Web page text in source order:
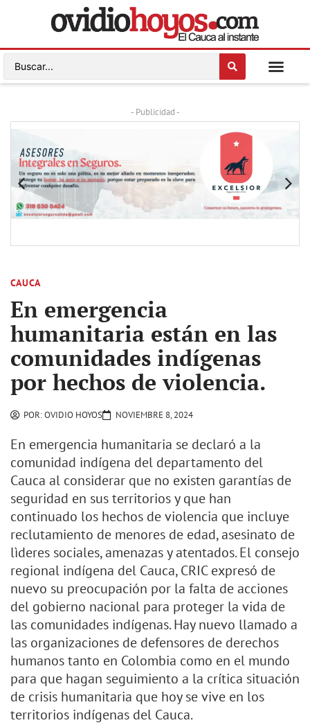
- Publicidad -
CAUCA
En emergencia
humanitaria están en las
comunidades indígenas
por hechos de violencia.
POR:OVIDIO HOYOS NOVIEMBRE 8, 2024
En emergencia humanitaria se declaró a la
comunidad indígena del departamento del
Cauca al considerar que no existen garantías de
seguridad en sus territorios y que han
continuado los hechos de violencia que incluye
reclutamiento de menores de edad, asesinato de
lìderes sociales, amenazas y atentados. El consejo
regional indígena del Cauca, CRIC expresó de
nuevo su preocupación por la falta de acciones
del gobierno nacional para proteger la vida de
las comunidades indígenas. Hay nuevo llamado a
las organizaciones de defensores de derechos
humanos tanto en Colombia como en el mundo
para que hagan seguimiento a la crítica situación
de crisis humanitaria que hoy se vive en los
territorios indígenas del Cauca.